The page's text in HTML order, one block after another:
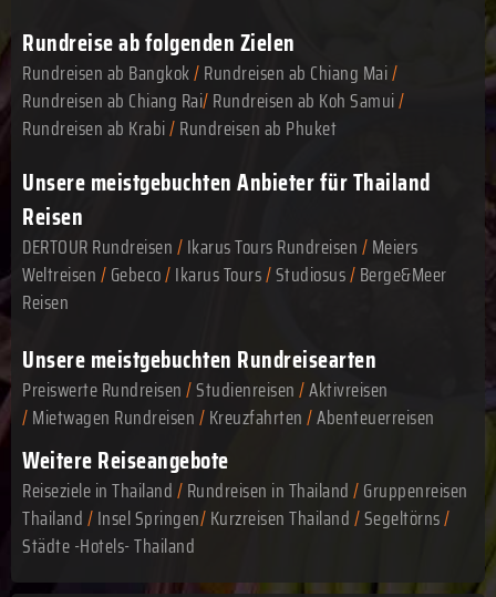
Rundreise ab folgenden Zielen
Rundreisen ab Bangkok/Rundreisen ab Chiang Mai/
Rundreisen ab Chiang Rai/Rundreisen ab Koh Samui/
Rundreisen ab Krabi/Rundreisen ab Phuket
Unsere meistgebuchten Anbieter für Thailand
Reisen
DERTOUR Rundreisen/Ikarus Tours Rundreisen/Meiers
Weltreisen/Gebeco/Ikarus Tours/Studiosus/Berge&Meer
Reisen
Unsere meistgebuchten Rundreisearten
Preiswerte Rundreisen/Studienreisen/Aktivreisen
/Mietwagen Rundreisen/Kreuzfahrten/Abenteuerreisen
Weitere Reiseangebote
Reiseziele in Thailand/Rundreisen in Thailand/Gruppenreisen
Thailand/Insel Springen/Kurzreisen Thailand/Segeltörns/
Städte -Hotels- Thailand